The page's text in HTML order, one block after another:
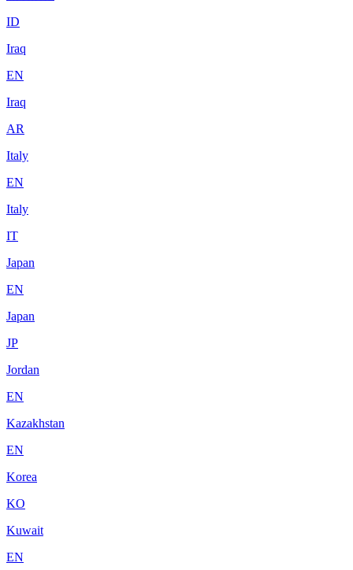
ID
Iraq
EN
Iraq
AR
Italy
EN
Italy
IT
Japan
EN
Japan
JP
Jordan
EN
Kazakhstan
EN
Korea
KO
Kuwait
EN